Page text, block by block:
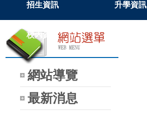
招生資訊 升學資訊
校內資訊
網站導覽
最新消息